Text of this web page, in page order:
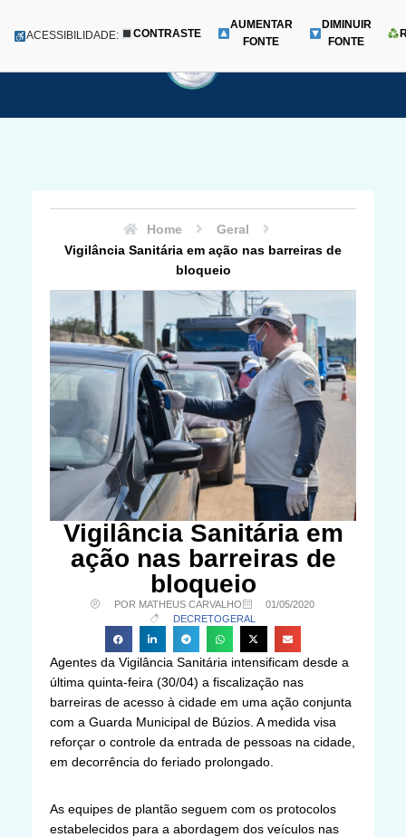
para
Menu
ACESSIBILIDADE: CONTRASTE
AUMENTAR
FONTE
DIMINUIR
FONTE
Home
Geral
Vigilância Sanitária em ação nas barreiras de
bloqueio
Vigilância Sanitária em
ação nas barreiras de
bloqueio
POR MATHEUS CARVALHO
01/05/2020
DECRETOGERAL
Agentes da Vigilância Sanitária intensificam desde a
última quinta-feira (30/04) a fiscalização nas
barreiras de acesso à cidade em uma ação conjunta
com a Guarda Municipal de Búzios. A medida visa
reforçar o controle da entrada de pessoas na cidade,
em decorrência do feriado prolongado.
As equipes de plantão seguem com os protocolos
estabelecidos para a abordagem dos veículos nas